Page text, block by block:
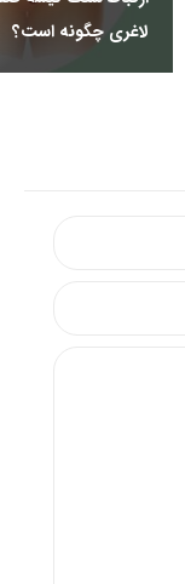
لاغری چگونه است؟